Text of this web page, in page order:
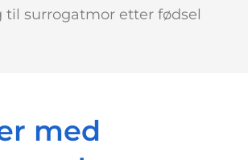
til surrogatmor etter fødsel
med